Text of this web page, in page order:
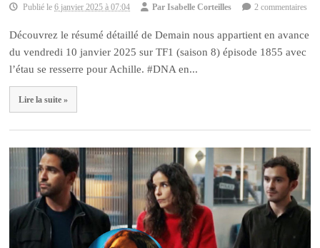
Publié le6 janvier 2025 à 07:04 ParIsabelle Corteilles 2 commentaires
Découvrez le résumé détaillé de Demain nous appartient en avance
du vendredi 10 janvier 2025 sur TF1 (saison 8) épisode 1855 avec
l’étau se resserre pour Achille. #DNA en...
Lire la suite »